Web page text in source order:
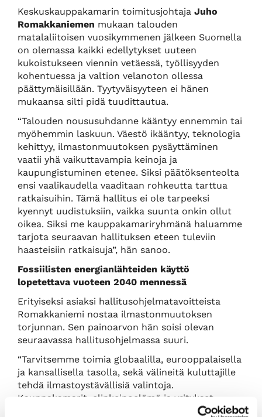
Keskuskauppakamarin toimitusjohtaja Juho
Romakkaniemen mukaan talouden
matalaliitoisen vuosikymmenen jälkeen Suomella
on olemassa kaikki edellytykset uuteen
kukoistukseen viennin vetäessä, työllisyyden
kohentuessa ja valtion velanoton ollessa
päättymäisillään. Tyytyväisyyteen ei hänen
mukaansa silti pidä tuudittautua.
“Talouden noususuhdanne kääntyy ennemmin tai
myöhemmin laskuun. Väestö ikääntyy, teknologia
kehittyy, ilmastonmuutoksen pysäyttäminen
vaatii yhä vaikuttavampia keinoja ja
kaupungistuminen etenee. Siksi päätöksenteolta
ensi vaalikaudella vaaditaan rohkeutta tarttua
ratkaisuihin. Tämä hallitus ei ole tarpeeksi
kyennyt uudistuksiin, vaikka suunta onkin ollut
oikea. Siksi me kauppakamariryhmänä haluamme
tarjota seuraavan hallituksen eteen tuleviin
haasteisiin ratkaisuja”, hän sanoo.
Fossiilisten energianlähteiden käyttö
lopetettava vuoteen 2040 mennessä
Erityiseksi asiaksi hallitusohjelmatavoitteista
Romakkaniemi nostaa ilmastonmuutoksen
torjunnan. Sen painoarvon hän soisi olevan
seuraavassa hallitusohjelmassa suuri.
“Tarvitsemme toimia globaalilla, eurooppalaisella
ja kansallisella tasolla, sekä välineitä kuluttajille
tehdä ilmastoystävällisiä valintoja.
Kauppakamarit, elinkeinoelämä ja yritykset
haluavat olla keskeinen osa tuota ratkaisua.